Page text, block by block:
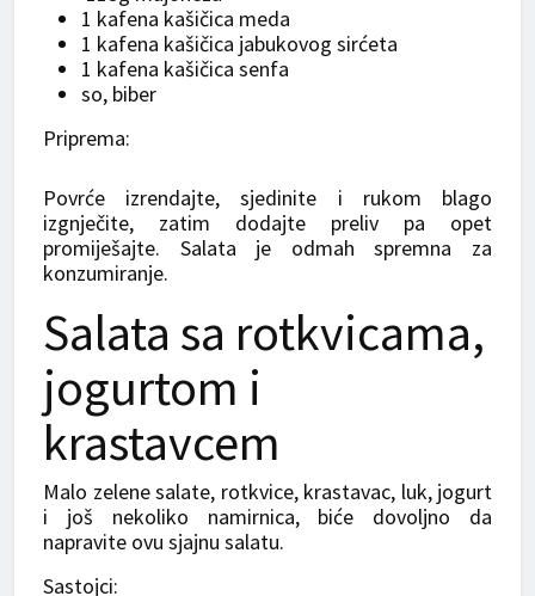
1 kafena kašičica meda
1 kafena kašičica jabukovog sirćeta
1 kafena kašičica senfa
so, biber
Priprema:
Povrće izrendajte, sjedinite i rukom blago
izgnječite, zatim dodajte preliv pa opet
promiješajte. Salata je odmah spremna za
konzumiranje.
Salata sa rotkvicama,
jogurtom i
krastavcem
Malo zelene salate, rotkvice, krastavac, luk, jogurt
i još nekoliko namirnica, biće dovoljno da
napravite ovu sjajnu salatu.
Sastojci: